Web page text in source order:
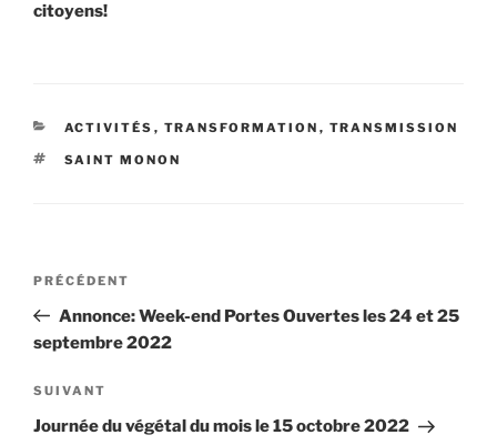
citoyens!
CATÉGORIES
ACTIVITÉS , TRANSFORMATION , TRANSMISSION
ÉTIQUETTES
SAINT MONON
Navigation
l’article
Article
précédent
PRÉCÉDENT
Annonce: Week-end Portes Ouvertes les 24 et 25
septembre 2022
Article
suivant
SUIVANT
Journée du végétal du mois le 15 octobre 2022